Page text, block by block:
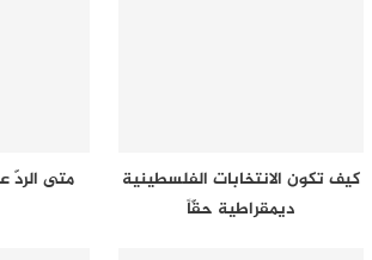
كيف تكون الانتخابات الفلسطينية
ديمقراطية حقّاً
متى الردّ